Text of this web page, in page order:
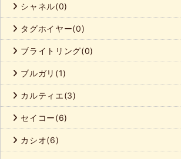
シャネル(0)
タグホイヤー(0)
ブライトリング(0)
ブルガリ(1)
カルティエ(3)
セイコー(6)
カシオ(6)